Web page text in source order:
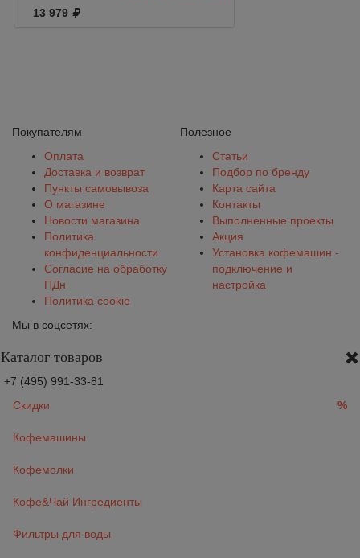
13 979
Покупателям
Оплата
Доставка и возврат
Пункты самовывоза
О магазине
Новости магазина
Политика
конфиденциальности
Согласие на обработку
ПДн
Политика cookie
Полезное
Статьи
Подбор по бренду
Карта сайта
Контакты
Выполненные проекты
Акция
Установка кофемашин -
подключение и
настройка
Мы в соцсетях:
Каталог товаров
+7 (495) 991-33-81
Скидки
%
Кофемашины
Кофемолки
Кофе&Чай Ингредиенты
Фильтры для воды